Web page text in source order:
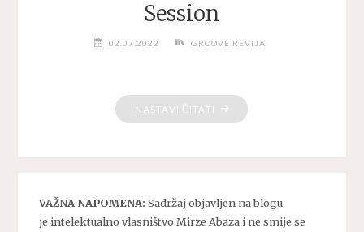
Session
02.07.2022 GROOVE REVIJA
NASTAVI ČITATI "OLD
SCHOOL
VAŽNA NAPOMENA: Sadržaj objavljen na blogu
je intelektualno vlasništvo Mirze Abaza i ne smije se